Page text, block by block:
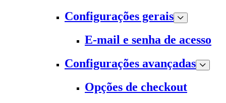
Configurações gerais
E-mail e senha de acesso
Configurações avançadas
Opções de checkout